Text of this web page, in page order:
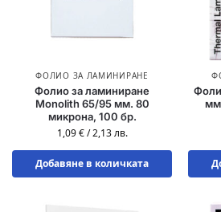
ФОЛИО ЗА ЛАМИНИРАНЕ
Фолио за ламиниране
Monolith 65/95 мм. 80
микрона, 100 бр.
1,09€ /2,13лв.
Добавяне в количката